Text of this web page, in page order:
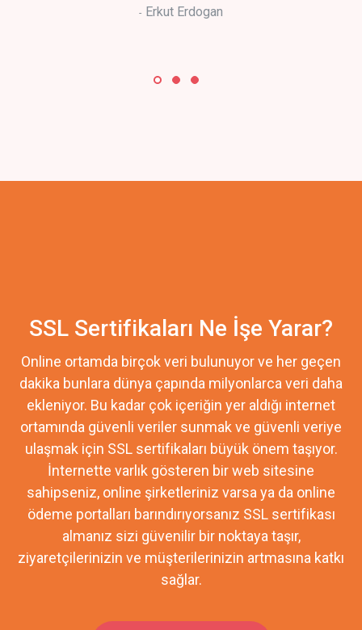
Erkut Erdogan
SSL Sertifikaları Ne İşe Yarar?
Online ortamda birçok veri bulunuyor ve her geçen
dakika bunlara dünya çapında milyonlarca veri daha
ekleniyor. Bu kadar çok içeriğin yer aldığı internet
ortamında güvenli veriler sunmak ve güvenli veriye
ulaşmak için SSL sertifikaları büyük önem taşıyor.
İnternette varlık gösteren bir web sitesine
sahipseniz, online şirketleriniz varsa ya da online
ödeme portalları barındırıyorsanız SSL sertifikası
almanız sizi güvenilir bir noktaya taşır,
ziyaretçilerinizin ve müşterilerinizin artmasına katkı
sağlar.